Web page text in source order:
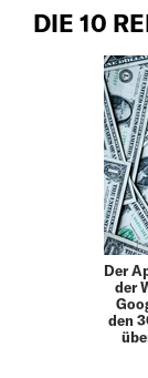
DIE 10
Der
der
den